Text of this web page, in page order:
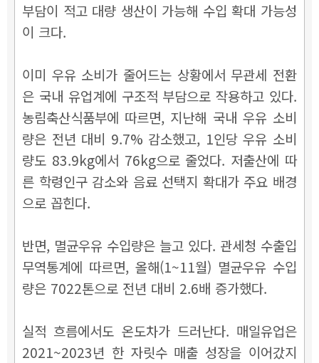
부담이 적고 대량 생산이 가능해 수입 확대 가능성
이 크다.
이미 우유 소비가 줄어드는 상황에서 무관세 전환
은 국내 유업계에 구조적 부담으로 작용하고 있다.
농림축산식품부에 따르면, 지난해 국내 우유 소비
량은 전년 대비 9.7% 감소했고, 1인당 우유 소비
량도 83.9kg에서 76kg으로 줄었다. 저출산에 따
른 학령인구 감소와 음료 선택지 확대가 주요 배경
으로 꼽힌다.
반면, 멸균우유 수입량은 늘고 있다. 관세청 수출입
무역통계에 따르면, 올해(1~11월) 멸균우유 수입
량은 7022톤으로 전년 대비 2.6배 증가했다.
실적 흐름에서도 온도차가 드러난다. 매일유업은
2021~2023년 한 자릿수 매출 성장을 이어갔지